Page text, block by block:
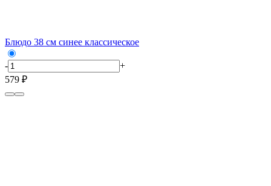
Блюдо 38 см синее классическое
-
+
579 ₽